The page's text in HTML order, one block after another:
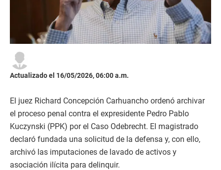
Actualizado el 16/05/2026, 06:00 a.m.
El juez Richard Concepción Carhuancho ordenó archivar
el proceso penal contra el expresidente Pedro Pablo
Kuczynski (PPK) por el Caso Odebrecht. El magistrado
declaró fundada una solicitud de la defensa y, con ello,
archivó las imputaciones de lavado de activos y
asociación ilícita para delinquir.